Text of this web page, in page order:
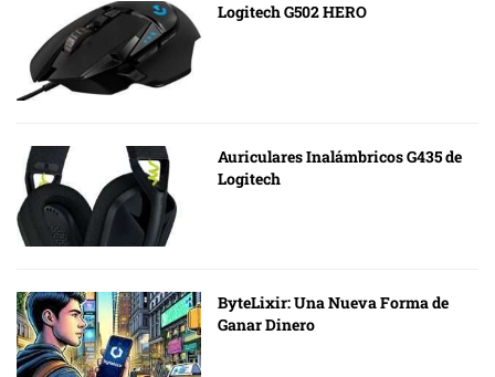
Logitech G502 HERO
Auriculares Inalámbricos G435 de
Logitech
ByteLixir: Una Nueva Forma de
Ganar Dinero